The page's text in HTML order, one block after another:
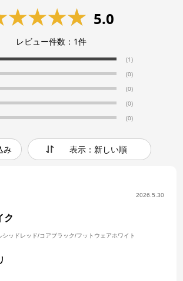
5.0
レビュー件数： 1件
(1)
(0)
(0)
(0)
(0)
み 表示：新しい順
2026.5.30
ク
シッドレッド/コアブラック/フットウェアホワイト